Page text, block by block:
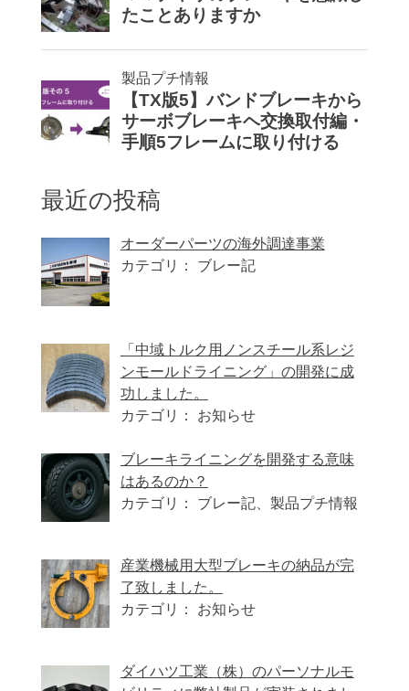
最近の投稿
オーダーパーツの海外調達事業
カテゴリ： ブレー記
「中域トルク用ノンスチール系レジ
ンモールドライニング」の開発に成
功しました。
カテゴリ： お知らせ
ブレーキライニングを開発する意味
はあるのか？
カテゴリ： ブレー記、製品プチ情報
産業機械用大型ブレーキの納品が完
了致しました。
カテゴリ： お知らせ
ダイハツ工業（株）のパーソナルモ